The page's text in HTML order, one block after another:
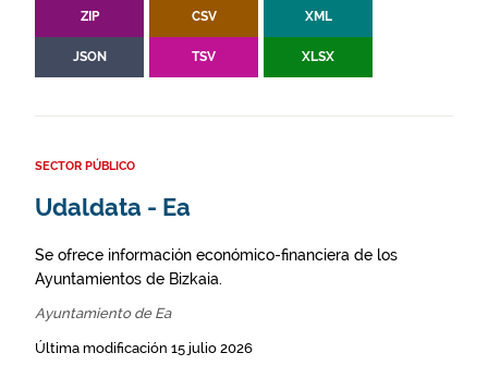
ZIP CSV XML
JSON TSV XLSX
SECTOR PÚBLICO
Udaldata - Ea
Se ofrece información económico-financiera de los
Ayuntamientos de Bizkaia.
Ayuntamiento de Ea
Última modificación 15 julio 2026